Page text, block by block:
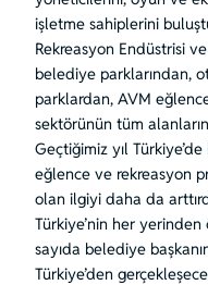
işletme sahiplerini
Rekreasyon Endüstrisi
belediye parklarından,
parklardan, AVM
sektörünün tüm
Geçtiğimiz yıl
eğlence ve rekreasyon
olan ilgiyi daha da
Türkiye’nin her
sayıda belediye
Türkiye’den